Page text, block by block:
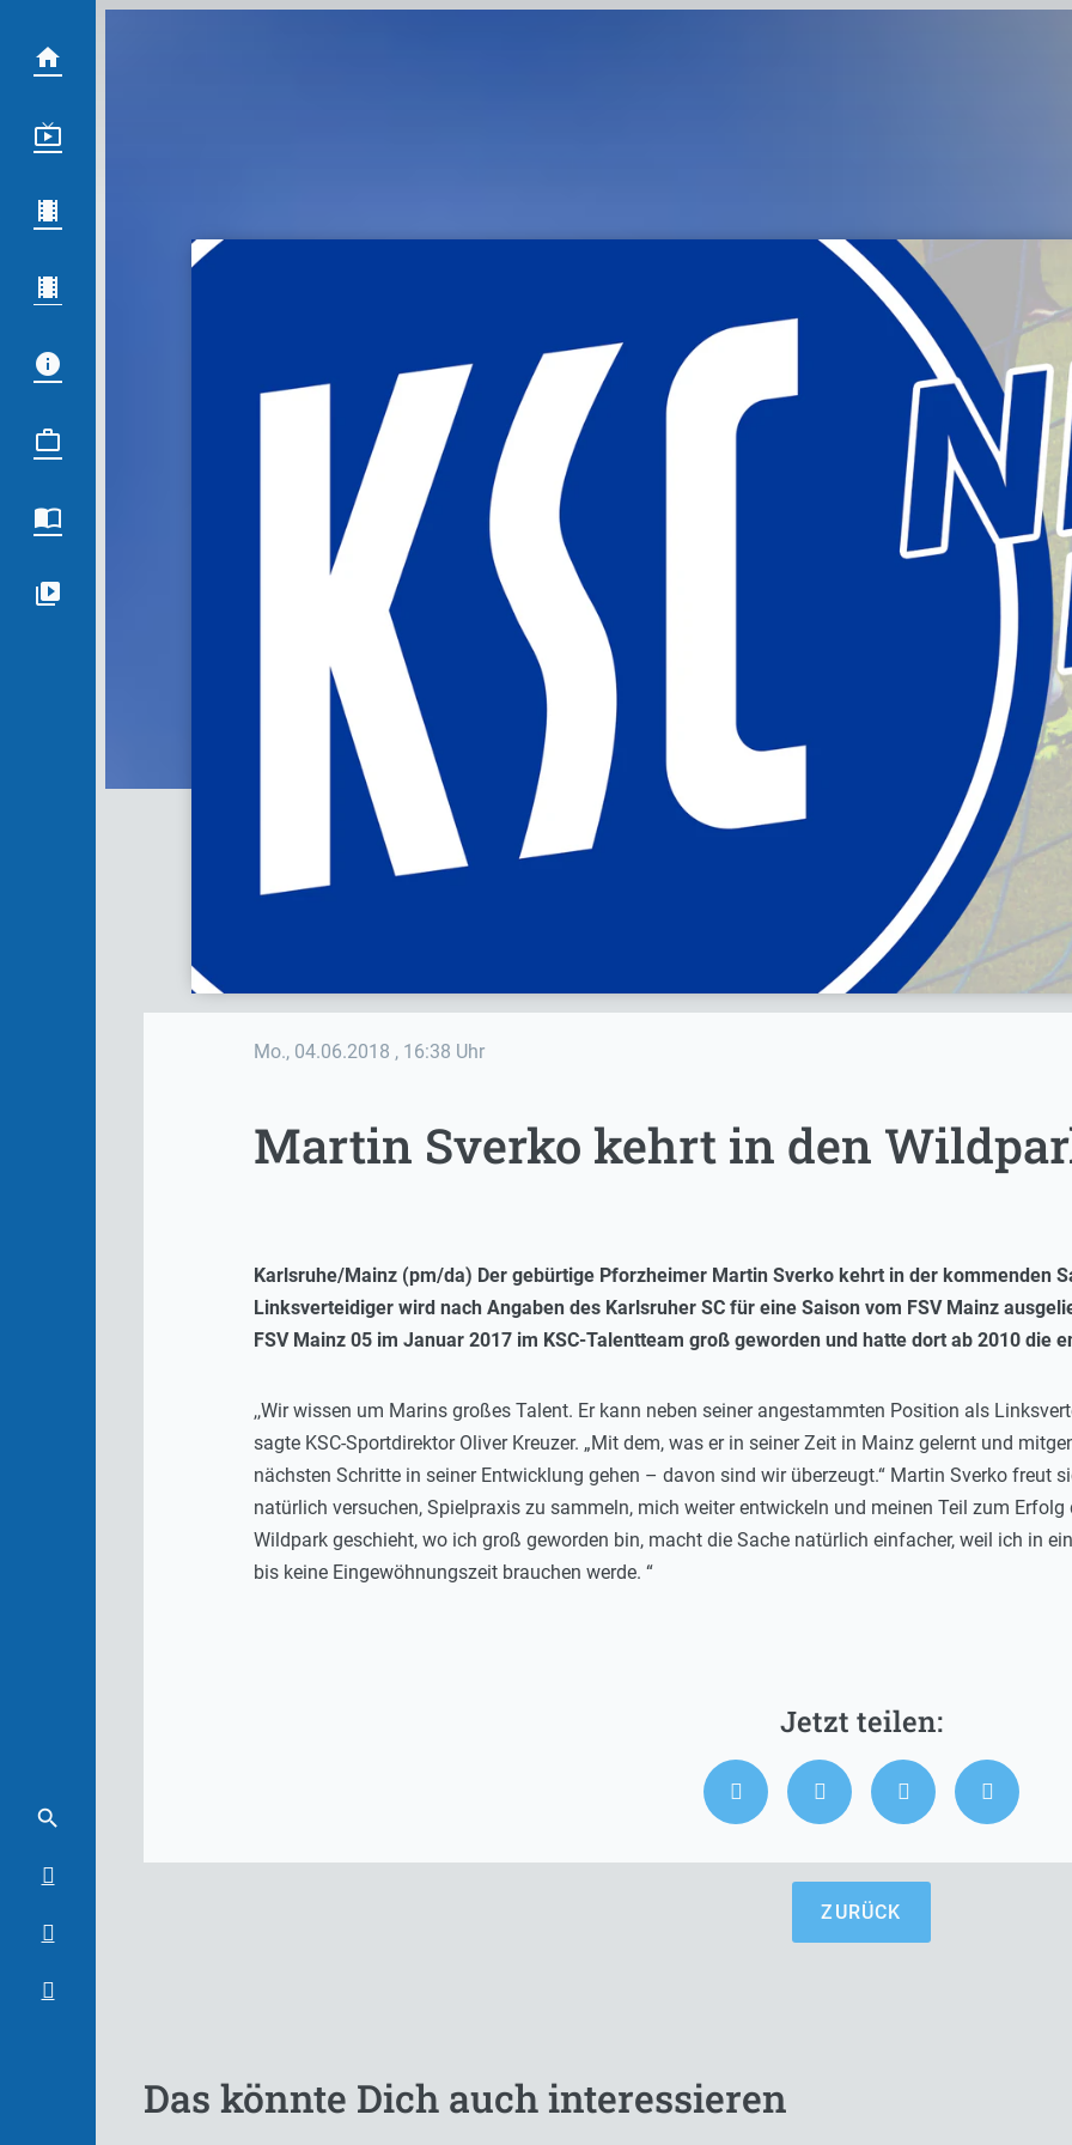
Mo., 04.06.2018 , 16:38 Uhr
Martin Sverko kehrt in den
Karlsruhe/Mainz (pm/da) Der gebürtige Pforzheimer Martin Sverko kehrt in der kommenden
Linksverteidiger wird nach Angaben des Karlsruher SC für eine Saison vom FSV Mainz
FSV Mainz 05 im Januar 2017 im KSC-Talentteam groß geworden und hatte dort ab 2010 die
,,Wir wissen um Marins großes Talent. Er kann neben seiner angestammten Position als
sagte KSC-Sportdirektor Oliver Kreuzer. „Mit dem, was er in seiner Zeit in Mainz gelernt und
nächsten Schritte in seiner Entwicklung gehen – davon sind wir überzeugt.“ Martin Sverko freut
natürlich versuchen, Spielpraxis zu sammeln, mich weiter entwickeln und meinen Teil zum
Wildpark geschieht, wo ich groß geworden bin, macht die Sache natürlich einfacher, weil ich in
bis keine Eingewöhnungszeit brauchen werde. “
ZURÜCK
Das könnte Dich auch interessieren